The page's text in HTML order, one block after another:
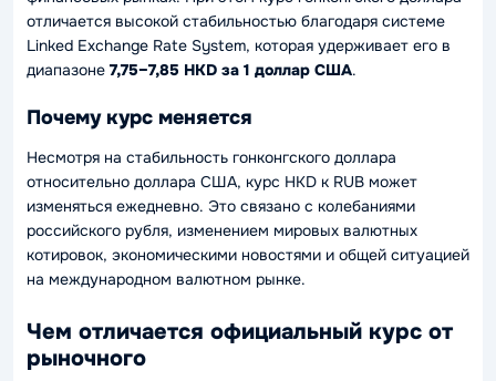
отличается высокой стабильностью благодаря системе
Linked Exchange Rate System, которая удерживает его в
диапазоне 7,75–7,85 HKD за 1 доллар США.
Почему курс меняется
Несмотря на стабильность гонконгского доллара
относительно доллара США, курс HKD к RUB может
изменяться ежедневно. Это связано с колебаниями
российского рубля, изменением мировых валютных
котировок, экономическими новостями и общей ситуацией
на международном валютном рынке.
Чем отличается официальный курс от
рыночного